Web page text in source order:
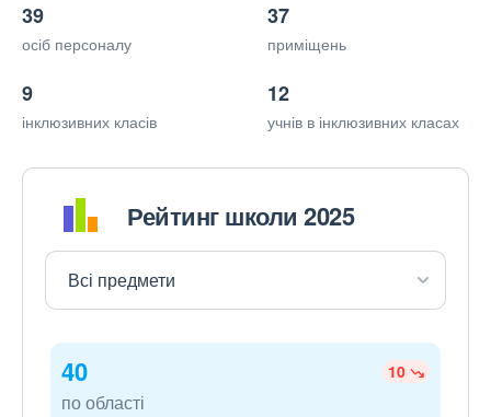
39
осіб персоналу
37
приміщень
9
інклюзивних класів
12
учнів в інклюзивних класах
Рейтинг школи 2025
40 10
по області